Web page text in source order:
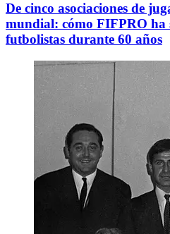
De cinco asociaciones de
mundial: cómo FIFPRO ha
futbolistas durante 60 años